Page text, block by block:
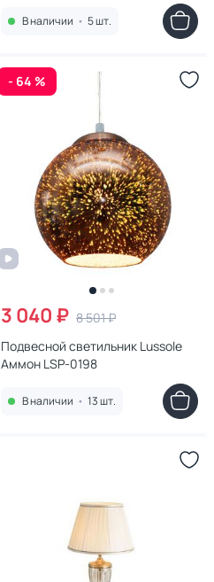
В наличии • 5 шт.
- 64 %
3 040 ₽ 8 501 ₽
Подвесной светильник Lussole
Аммон LSP-0198
В наличии • 13 шт.